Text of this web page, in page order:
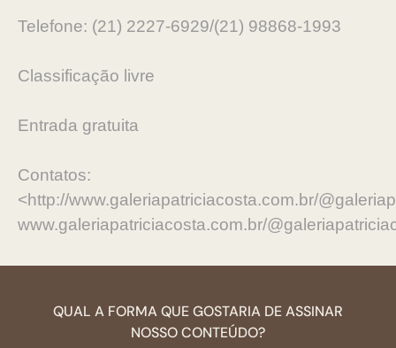
Telefone: (21) 2227-6929/(21) 98868-1993
Classificação livre
Entrada gratuita
Contatos:
<http://www.galeriapatriciacosta.com.br/
www.galeriapatriciacosta.com.br/
QUAL A FORMA QUE GOSTARIA DE ASSINAR
NOSSO CONTEÚDO?